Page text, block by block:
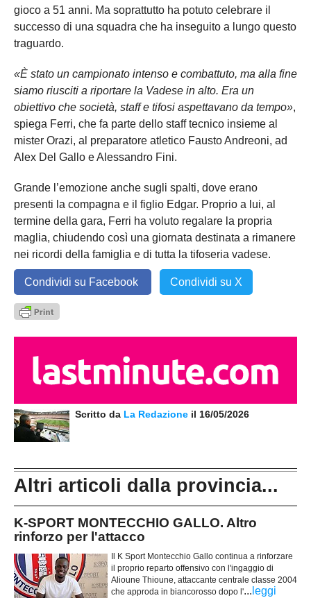
gioco a 51 anni. Ma soprattutto ha potuto celebrare il
successo di una squadra che ha inseguito a lungo questo
traguardo.
«È stato un campionato intenso e combattuto, ma alla fine
siamo riusciti a riportare la Vadese in alto. Era un
obiettivo che società, staff e tifosi aspettavano da tempo»,
spiega Ferri, che fa parte dello staff tecnico insieme al
mister Orazi, al preparatore atletico Fausto Andreoni, ad
Alex Del Gallo e Alessandro Fini.
Grande l’emozione anche sugli spalti, dove erano
presenti la compagna e il figlio Edgar. Proprio a lui, al
termine della gara, Ferri ha voluto regalare la propria
maglia, chiudendo così una giornata destinata a rimanere
nei ricordi della famiglia e di tutta la tifoseria vadese.
Condividi su Facebook Condividi su X
Scritto da La Redazione il 16/05/2026
Altri articoli dalla provincia...
K-SPORT MONTECCHIO GALLO. Altro
rinforzo per l'attacco
Il K Sport Montecchio Gallo continua a rinforzare
il proprio reparto offensivo con l'ingaggio di
Alioune Thioune, attaccante centrale classe 2004
che approda in biancorosso dopo l'... leggi